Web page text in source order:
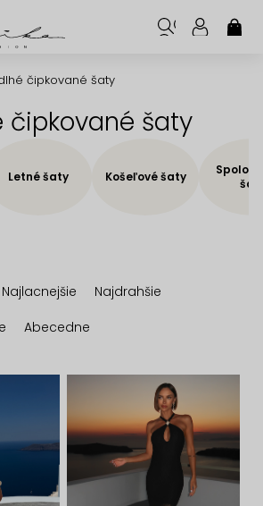
čipkované šaty
čipkované šaty
Letné šaty Košeľové šaty
Najlacnejšie
Najdrahšie
Abecedne